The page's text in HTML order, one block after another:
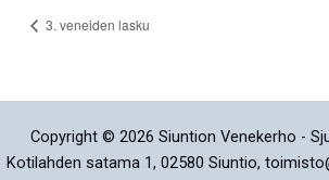
3. veneiden lasku
Copyright © 2026 Siuntion Venekerho -
Kotilahden satama 1, 02580 Siuntio,